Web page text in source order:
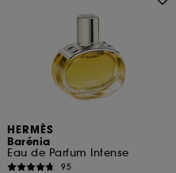
HERMÈS
Barénia
Eau de Parfum Intense
95